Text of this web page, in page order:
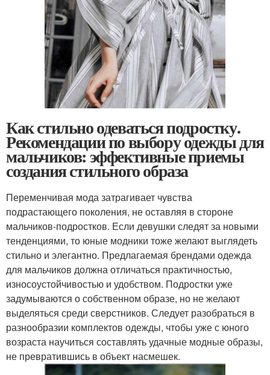
Как стильно одеваться подростку.
Рекомендации по выбору одежды для
мальчиков: эффективные приемы
создания стильного образа
Переменчивая мода затрагивает чувства
подрастающего поколения, не оставляя в стороне
мальчиков-подростков. Если девушки следят за новыми
тенденциями, то юные модники тоже желают выглядеть
стильно и элегантно. Предлагаемая брендами одежда
для мальчиков должна отличаться практичностью,
износоустойчивостью и удобством. Подростки уже
задумываются о собственном образе, но не желают
выделяться среди сверстников. Следует разобраться в
разнообразии комплектов одежды, чтобы уже с юного
возраста научиться составлять удачные модные образы,
не превратившись в объект насмешек.